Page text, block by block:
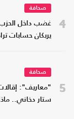
4
صحافة
غضب داخل الحزب
يربكان حسابات
5
صحافة
"معاريف":
ستار دخاني..